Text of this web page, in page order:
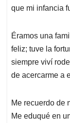
que mi infancia
Éramos una
feliz; tuve la
siempre viví
de acercarme a
Me recuerdo de
Me eduqué en